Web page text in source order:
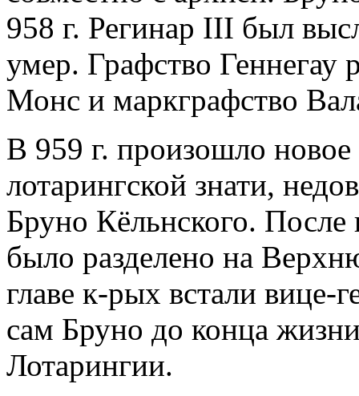
958 г. Регинар III был
умер. Графство Геннегау
Монс и маркграфство
В 959 г. произошло
лотарингской знати,
Бруно Кёльнского. После
было разделено на
главе к-рых встали вице-
сам Бруно до конца
Лотарингии.